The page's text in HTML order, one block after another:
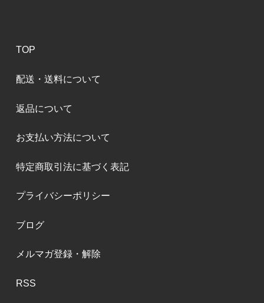
TOP
配送・送料について
返品について
お支払い方法について
特定商取引法に基づく表記
プライバシーポリシー
ブログ
メルマガ登録・解除
RSS